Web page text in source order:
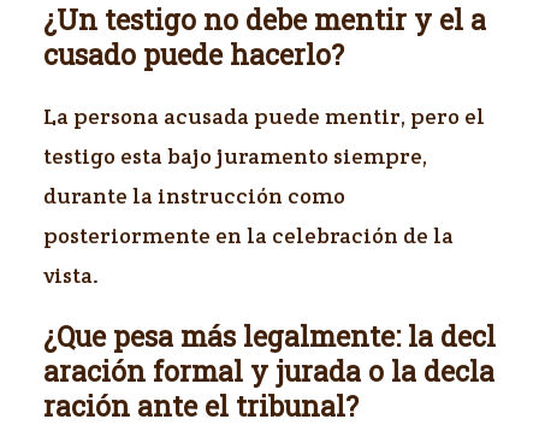
¿Un testigo no debe mentir y el a
cusado puede hacerlo?
La persona acusada puede mentir, pero el
testigo esta bajo juramento siempre,
durante la instrucción como
posteriormente en la celebración de la
vista.
¿Que pesa más legalmente: la decl
aración formal y jurada o la decla
ración ante el tribunal?